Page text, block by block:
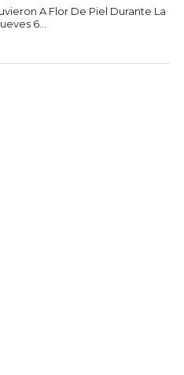
A Flor De Piel Durante La
6...